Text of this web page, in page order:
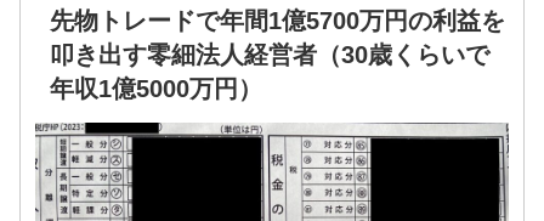
先物トレードで年間1億5700万円の利益を
叩き出す零細法人経営者（30歳くらいで
年収1億5000万円）